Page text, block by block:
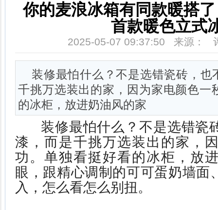
你的麦浪冰箱有同款暖搭
首款暖色立式
2025-05-07 09:37:50 来源：
装修最怕什么？不是选错瓷砖，也
千挑万选装出的家，因为家电颜色一
的冰柜，放进奶油风的家
装修最怕什么？不是选错瓷
漆，而是千挑万选装出的家，
功。单独看挺好看的冰柜，放
眼，跟精心调制的可可蛋奶墙面
入，怎么看怎么别扭。